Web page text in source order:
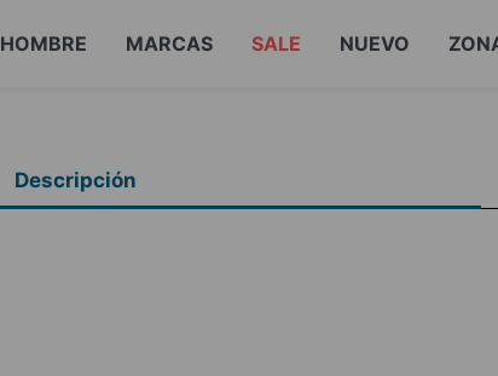
HOMBRE MARCAS SALE NUEVO
Descripción